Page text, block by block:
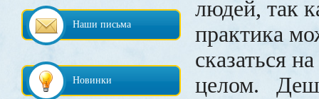
Наши письма
Новинки
людей, так
практика
сказаться
целом.